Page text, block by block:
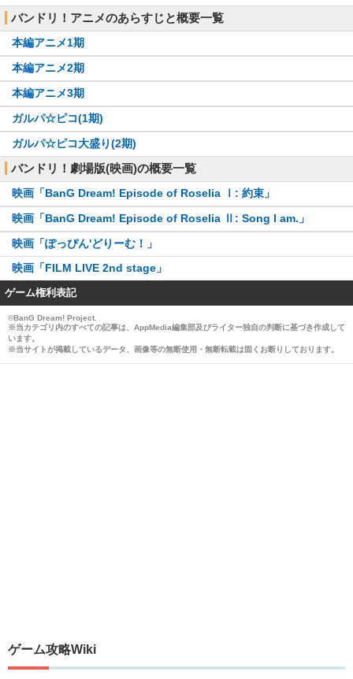
バンドリ！アニメのあらすじと概要一覧
本編アニメ1期
本編アニメ2期
本編アニメ3期
ガルパ☆ピコ(1期)
ガルパ☆ピコ大盛り(2期)
バンドリ！劇場版(映画)の概要一覧
映画「BanG Dream! Episode of Roselia Ⅰ: 約束」
映画「BanG Dream! Episode of Roselia Ⅱ: Song I am.」
映画「ぽっぴん'どりーむ！」
映画「FILM LIVE 2nd stage」
ゲーム権利表記
©BanG Dream! Project.
※当カテゴリ内のすべての記事は、AppMedia編集部及びライター独自の判断に基づき作成して
います。
※当サイトが掲載しているデータ、画像等の無断使用・無断転載は固くお断りしております。
ゲーム攻略Wiki